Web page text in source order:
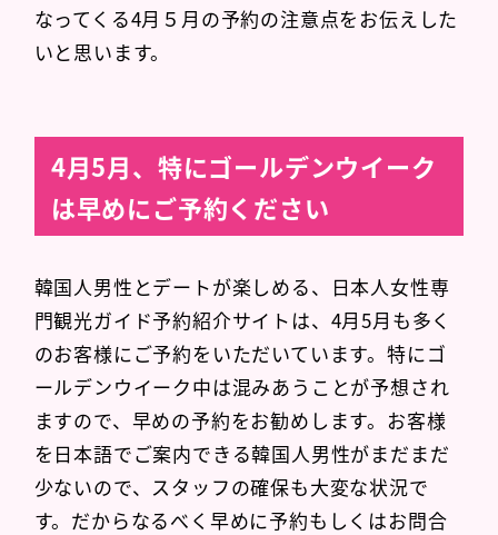
なってくる4月５月の予約の注意点をお伝えした
いと思います。
4月5月、特にゴールデンウイーク
は早めにご予約ください
韓国人男性とデートが楽しめる、日本人女性専
門観光ガイド予約紹介サイトは、4月5月も多く
のお客様にご予約をいただいています。特にゴ
ールデンウイーク中は混みあうことが予想され
ますので、早めの予約をお勧めします。お客様
を日本語でご案内できる韓国人男性がまだまだ
少ないので、スタッフの確保も大変な状況で
す。だからなるべく早めに予約もしくはお問合